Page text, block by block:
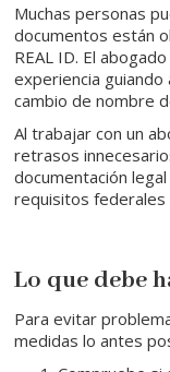
Muchas personas
documentos están
REAL ID. El
experiencia
cambio de nombre
Al trabajar con un
retrasos
documentación
requisitos federales
Lo que debe
Para evitar
medidas lo antes